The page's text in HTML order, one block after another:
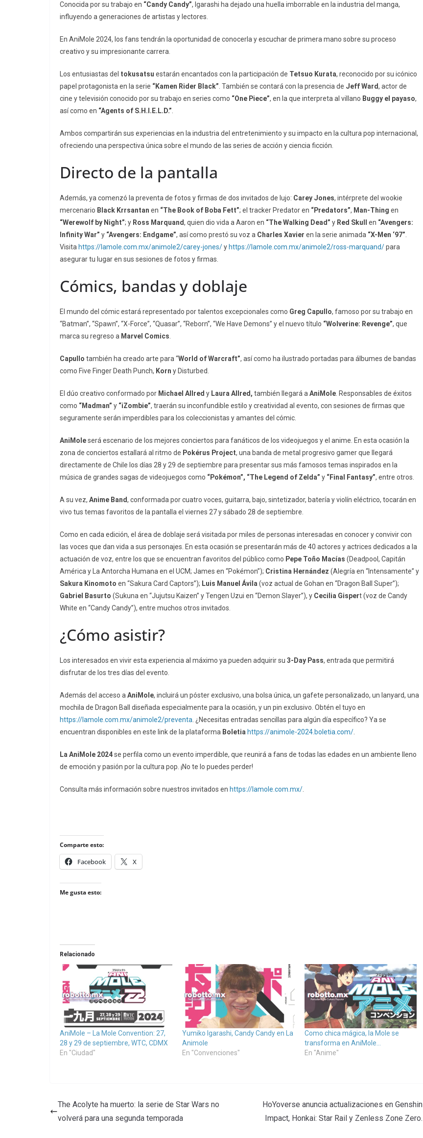
Conocida por su trabajo en “Candy Candy”, Igarashi ha dejado una huella imborrable en la industria del manga,
influyendo a generaciones de artistas y lectores.
En AniMole 2024, los fans tendrán la oportunidad de conocerla y escuchar de primera mano sobre su proceso
creativo y su impresionante carrera.
Los entusiastas del tokusatsu estarán encantados con la participación de Tetsuo Kurata, reconocido por su icónico
papel protagonista en la serie “Kamen Rider Black” . También se contará con la presencia de Jeff Ward, actor de
cine y televisión conocido por su trabajo en series como “One Piece”, en la que interpreta al villano Buggy el payaso,
así como en “Agents of S.H.I.E.L.D.”
Ambos compartirán sus experiencias en la industria del entretenimiento y su impacto en la cultura pop internacional,
ofreciendo una perspectiva única sobre el mundo de las series de acción y ciencia ficción.
Directo de la pantalla
Además, ya comenzó la preventa de fotos y firmas de dos invitados de lujo: Carey Jones, intérprete del wookie
mercenario Black Krrsantan en “The Book of Boba Fett”; el tracker Predator en “Predators”, Man-Thing en
“Werewolf by Night”; y Ross Marquand, quien dio vida a Aaron en “The Walking Dead” y Red Skull en “Avengers:
Infinity War” y “Avengers: Endgame”, así como prestó su voz a Charles Xavier en la serie animada “X-Men ‘97”
Visita https://lamole.com.mx/animole2/carey-jones/y https://lamole.com.mx/animole2/ross-marquand/para
asegurar tu lugar en sus sesiones de fotos y firmas.
Cómics, bandas y doblaje
El mundo del cómic estará representado por talentos excepcionales como Greg Capullo, famoso por su trabajo en
“Batman”, “Spawn”, “X-Force”, “Quasar”, “Reborn”, “We Have Demons” y el nuevo título “Wolverine: Revenge”, que
marca su regreso a Marvel Comics
Capullo también ha creado arte para “World of Warcraft”, así como ha ilustrado portadas para álbumes de bandas
como Five Finger Death Punch, Korn y Disturbed.
El dúo creativo conformado por Michael Allred y Laura Allred, también llegará a AniMole . Responsables de éxitos
como “Madman” y “iZombie”, traerán su inconfundible estilo y creatividad al evento, con sesiones de firmas que
seguramente serán imperdibles para los coleccionistas y amantes del cómic.
AniMoleserá escenario de los mejores conciertos para fanáticos de los videojuegos y el anime. En esta ocasión la
zona de conciertos estallará al ritmo de Pokérus Project, una banda de metal progresivo gamer que llegará
directamente de Chile los días 28 y 29 de septiembre para presentar sus más famosos temas inspirados en la
música de grandes sagas de videojuegos como “Pokémon”, “The Legend of Zelda” y “Final Fantasy”, entre otros.
A su vez, Anime Band, conformada por cuatro voces, guitarra, bajo, sintetizador, batería y violín eléctrico, tocarán en
vivo tus temas favoritos de la pantalla el viernes 27 y sábado 28 de septiembre.
Como en cada edición, el área de doblaje será visitada por miles de personas interesadas en conocer y convivir con
las voces que dan vida a sus personajes. En esta ocasión se presentarán más de 40 actores y actrices dedicados a la
actuación de voz, entre los que se encuentran favoritos del público como Pepe Toño Macías (Deadpool, Capitán
América y La Antorcha Humana en el UCM; James en “Pokémon”); Cristina Hernández (Alegría en “Intensamente” y
Sakura Kinomoto en “Sakura Card Captors”); Luis Manuel Ávila (voz actual de Gohan en “Dragon Ball Super”);
Gabriel Basurto (Sukuna en “Jujutsu Kaizen” y Tengen Uzui en “Demon Slayer”), y Cecilia Gispert (voz de Candy
White en “Candy Candy”), entre muchos otros invitados.
¿Cómo asistir?
Los interesados en vivir esta experiencia al máximo ya pueden adquirir su 3-Day Pass, entrada que permitirá
disfrutar de los tres días del evento.
Además del acceso a AniMole, incluirá un póster exclusivo, una bolsa única, un gafete personalizado, un lanyard, una
mochila de Dragon Ball diseñada especialmente para la ocasión, y un pin exclusivo. Obtén el tuyo en
https://lamole.com.mx/animole2/preventa . ¿Necesitas entradas sencillas para algún día específico? Ya se
encuentran disponibles en este link de la plataforma Boletia https://animole-2024.boletia.com/
La AniMole 2024se perfila como un evento imperdible, que reunirá a fans de todas las edades en un ambiente lleno
de emoción y pasión por la cultura pop. ¡No te lo puedes perder!
Consulta más información sobre nuestros invitados en https://lamole.com.mx/
Comparte esto:
Facebook X
Me gusta esto:
Relacionado
AniMole – La Mole Convention: 27,
28 y 29 de septiembre, WTC, CDMX
En "Ciudad"
Yumiko Igarashi, Candy Candy en La
Animole
En "Convenciones"
Como chica mágica, la Mole se
transforma en AniMole…
En "Anime"
The Acolyte ha muerto: la serie de Star Wars no
volverá para una segunda temporada
HoYoverse anuncia actualizaciones en Genshin
Impact, Honkai: Star Rail y Zenless Zone Zero.